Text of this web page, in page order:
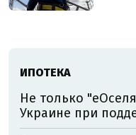
ИПОТЕКА
Не только
Украине при